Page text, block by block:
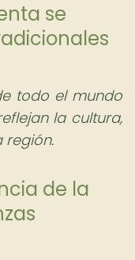
se
todo el mundo
la cultura,
región.
de la